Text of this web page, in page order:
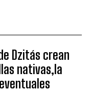
Dzitás crean
nativas,la